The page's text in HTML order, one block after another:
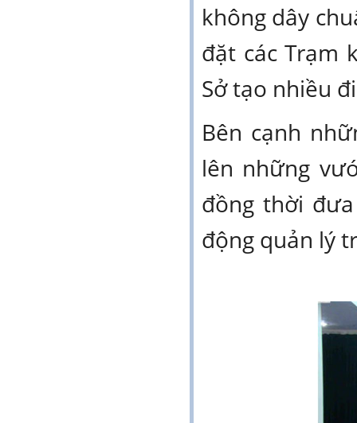
không dây
đặt các Trạm
Sở tạo nhiều
Bên cạnh
lên những
đồng thời
động quản lý